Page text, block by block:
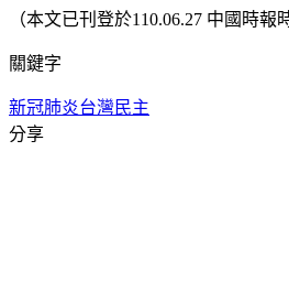
（本文已刊登於110.06.27 中國時報
關鍵字
新冠肺炎台灣民主
分享